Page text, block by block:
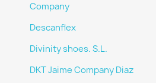
Company
Descanflex
Divinity shoes. S.L.
DKT Jaime Company Diaz